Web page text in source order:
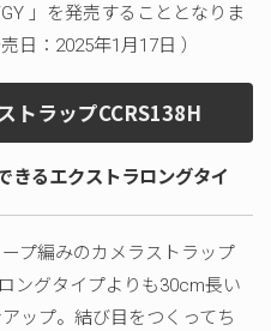
」を発売することとなりま
日：2025年1月17日 ）
トラップCCRS138H
きるエクストラロングタイ
プ編みのカメラストラップ
ングタイプよりも30cm長い
ップ。結び目をつくってち